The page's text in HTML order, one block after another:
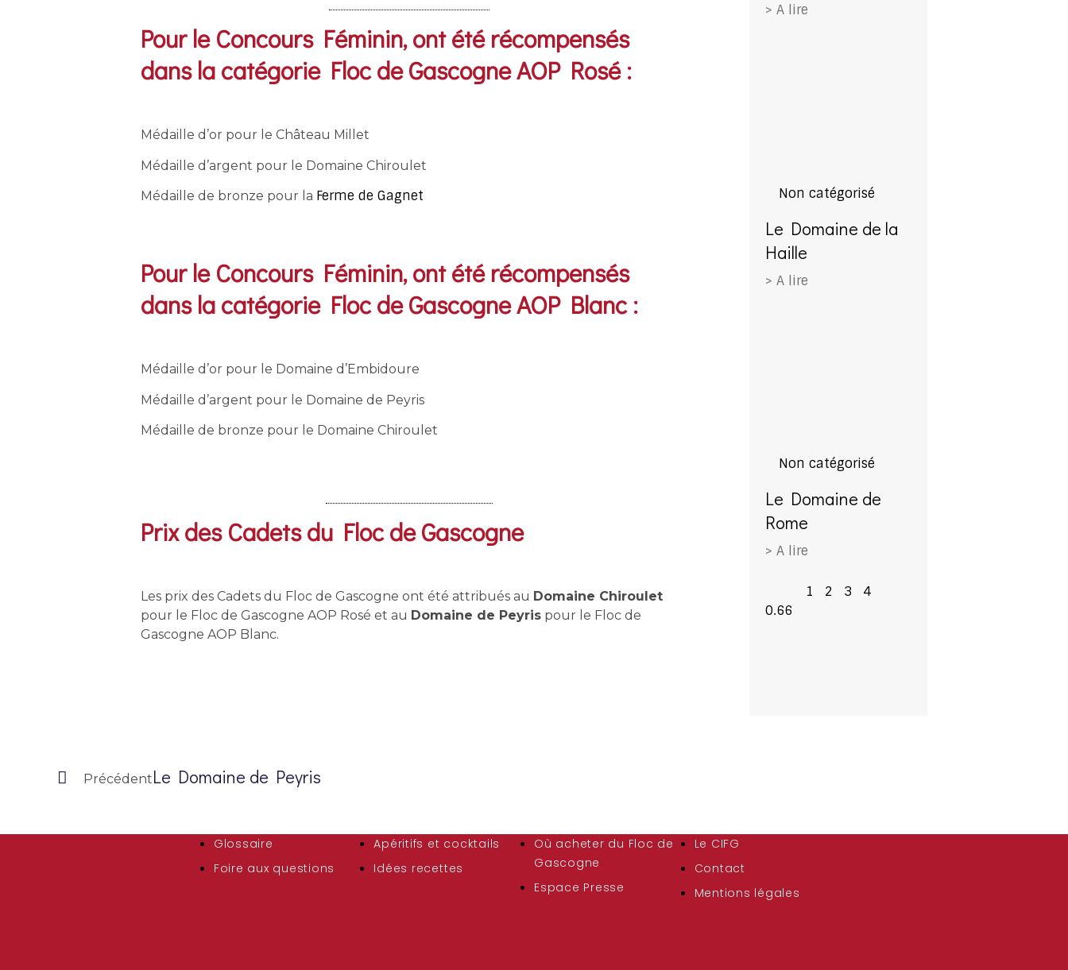
Pour le Concours Féminin, ont été récompensés
dans la catégorie Floc de Gascogne AOP Rosé :​
Médaille d’or pour le Château Millet
Médaille d’argent pour le Domaine Chiroulet
Médaille de bronze pour la Ferme de Gagnet
Pour le Concours Féminin, ont été récompensés
dans la catégorie Floc de Gascogne AOP Blanc :​​
Médaille d’or pour le Domaine d’Embidoure
Médaille d’argent pour le Domaine de Peyris
Médaille de bronze pour le Domaine Chiroulet
Prix des Cadets du Floc de Gascogne
Les prix des Cadets du Floc de Gascogne ont été attribués au Domaine Chiroulet
pour le Floc de Gascogne AOP Rosé et au Domaine de Peyris pour le Floc de
Gascogne AOP Blanc.
> A lire
Non catégorisé
Le Domaine de la
Haille
> A lire
Non catégorisé
Le Domaine de
Rome
> A lire
1 2 3 4
PrécédentLe Domaine de Peyris
Glossaire
Foire aux questions
Apéritifs et cocktails
Idées recettes
Où acheter du Floc de
Gascogne
Espace Presse
Le CIFG
Contact
Mentions légales